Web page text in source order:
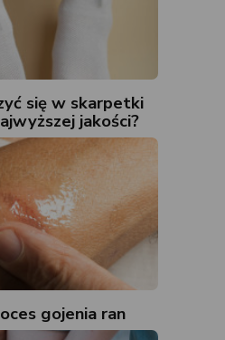
się w skarpetki
jakości?
gojenia ran